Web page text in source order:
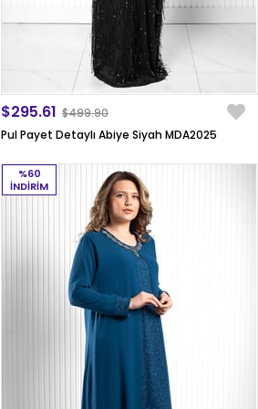
Pul Payet Detaylı Abiye Siyah MDA2025
$295.61 $499.90
%60
İNDIRIM